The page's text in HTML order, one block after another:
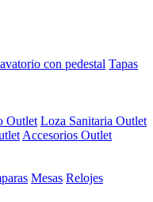
con pedestal Tapas
Outlet Loza Sanitaria Outlet
Accesorios Outlet
Mesas Relojes